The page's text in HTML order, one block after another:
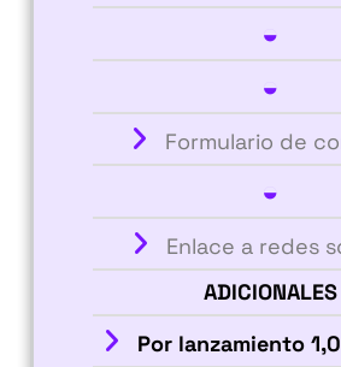
◒
◒
Formulario de
◒
Enlace a redes
ADICIONALES
Por lanzamiento